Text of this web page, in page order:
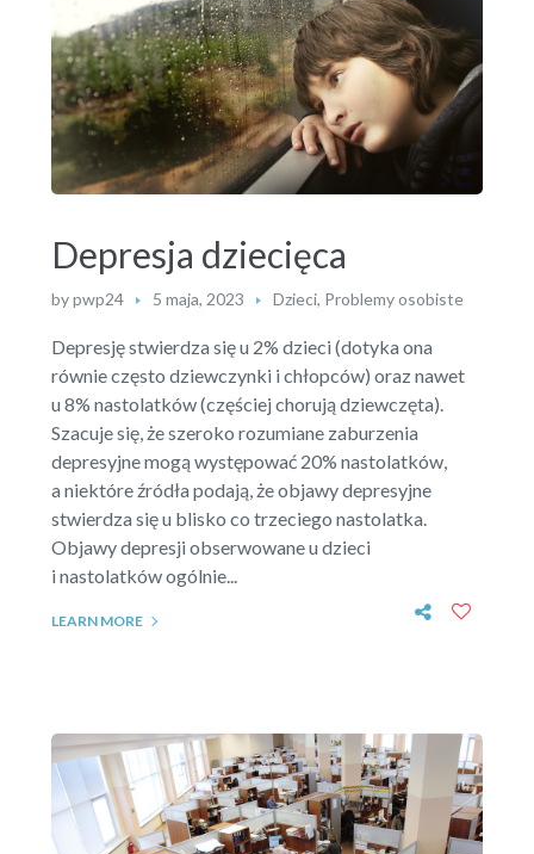
Depresja dziecięca
bypwp24 5 maja, 2023 Dzieci, Problemy osobiste
Depresję stwierdza się u 2% dzieci (dotyka ona
równie często dziewczynki i chłopców) oraz nawet
u 8% nastolatków (częściej chorują dziewczęta).
Szacuje się, że szeroko rozumiane zaburzenia
depresyjne mogą występować 20% nastolatków,
a niektóre źródła podają, że objawy depresyjne
stwierdza się u blisko co trzeciego nastolatka.
Objawy depresji obserwowane u dzieci
i nastolatków ogólnie...
LEARN MORE